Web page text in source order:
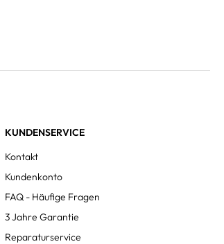
KUNDENSERVICE
Kontakt
Kundenkonto
FAQ - Häufige Fragen
3 Jahre Garantie
Reparaturservice